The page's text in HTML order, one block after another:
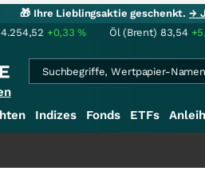
🎁 Ihre Lieblingsaktie geschenkt.→
4.254,52 +0,33% Öl (Brent) 83,54
Indizes Fonds ETFs